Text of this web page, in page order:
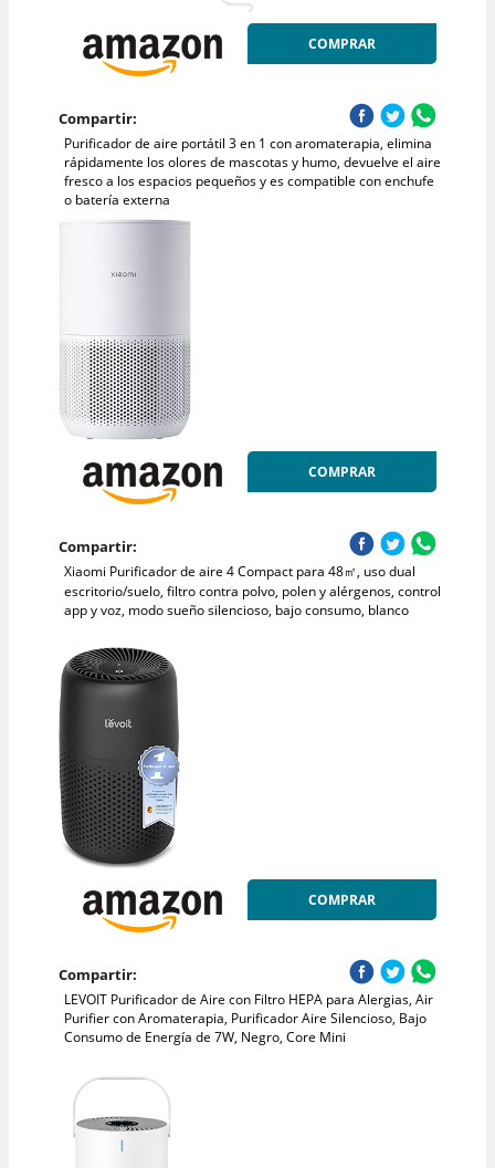
COMPRAR
Compartir:
Purificador de aire portátil 3 en 1 con aromaterapia, elimina
rápidamente los olores de mascotas y humo, devuelve el aire
fresco a los espacios pequeños y es compatible con enchufe
o batería externa
COMPRAR
Compartir:
Xiaomi Purificador de aire 4 Compact para 48㎡, uso dual
escritorio/suelo, filtro contra polvo, polen y alérgenos, control
app y voz, modo sueño silencioso, bajo consumo, blanco
COMPRAR
Compartir:
LEVOIT Purificador de Aire con Filtro HEPA para Alergias, Air
Purifier con Aromaterapia, Purificador Aire Silencioso, Bajo
Consumo de Energía de 7W, Negro, Core Mini